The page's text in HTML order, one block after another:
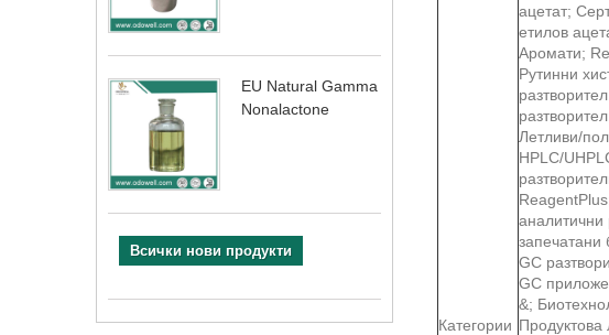
EU Natural Gamma
Nonalactone
Всички нови продукти
Категории
ацетат;
етилов
Аромати;
Рутинни
Летливи/
HPLC/
аналитични
запечатани
GC
GC
&;
Продуктова